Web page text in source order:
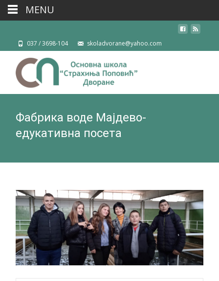
037 / 3698-104 skoladvorane@yahoo.com
Фабрика воде Мајдево-
едукативна посета
MENU